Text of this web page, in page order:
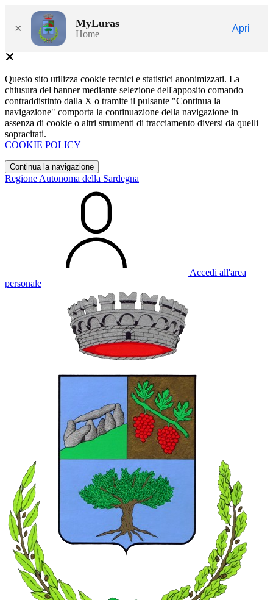
× MyLuras
Home
Apri
Questo sito utilizza cookie tecnici e statistici anonimizzati. La
chiusura del banner mediante selezione dell'apposito comando
contraddistinto dalla X o tramite il pulsante "Continua la
navigazione" comporta la continuazione della navigazione in
assenza di cookie o altri strumenti di tracciamento diversi da quelli
sopracitati.
COOKIE POLICY
Continua la navigazione
Regione Autonoma della Sardegna
Accedi all'area
personale